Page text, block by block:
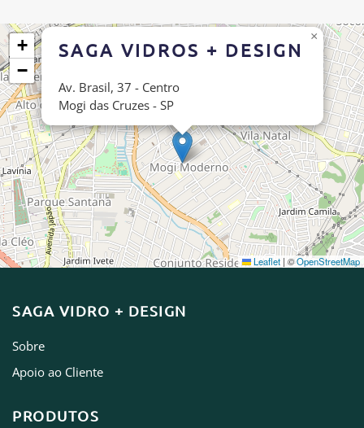
SAGA VIDROS + DESIGN
Av. Brasil, 37 - Centro
Mogi das Cruzes - SP
×
+
−
Leaflet | ©OpenStreetMap
SAGA VIDRO + DESIGN
Sobre
Apoio ao Cliente
PRODUTOS